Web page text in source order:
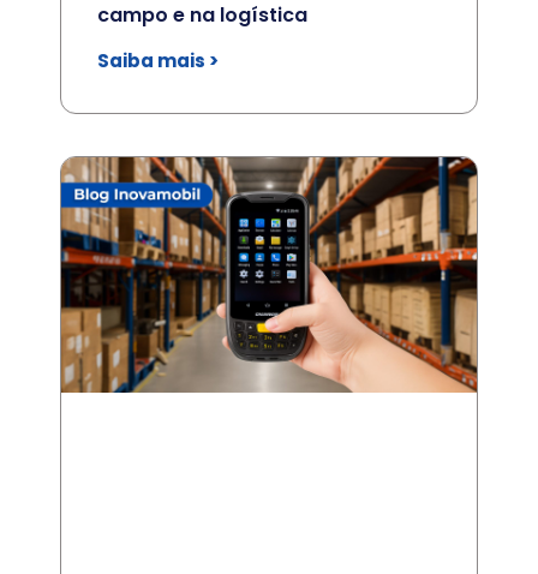
campo e na logística
Saiba mais >